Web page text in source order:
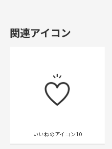
関連アイコン
いいねのアイコン10